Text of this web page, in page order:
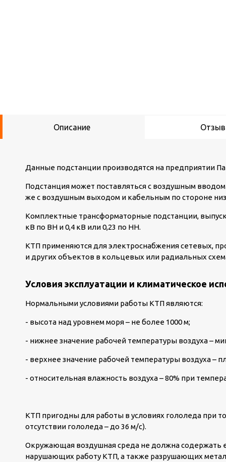
Описание
Данные подстанции производятся на предприятии
Подстанция может поставляться с воздушным
же с воздушным выходом и кабельным по стороне
Комплектные трансформаторные подстанции,
кВ по ВН и 0,4 кВ или 0,23 по НН.
КТП применяются для электроснабжения сетевых,
и других объектов в кольцевых или радиальных
Условия эксплуатации и климатическое
Нормальными условиями работы КТП являются:
- высота над уровнем моря – не более 1000 м;
- нижнее значение рабочей температуры воздуха –
- верхнее значение рабочей температуры воздуха –
- относительная влажность воздуха – 80% при
КТП пригодны для работы в условиях гололеда при
отсутствии гололеда – до 36 м/с).
Окружающая воздушная среда не должна содержать
нарушающих работу КТП, а также разрушающих